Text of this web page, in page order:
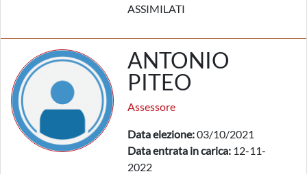
ASSIMILATI
ANTONIO
PITEO
Assessore
Data elezione:03/10/2021
Data entrata in carica: 12-11-
2022